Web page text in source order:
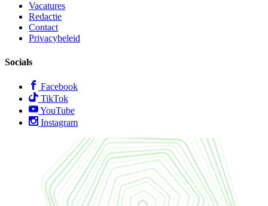
Vacatures
Redactie
Contact
Privacybeleid
Socials
Facebook
TikTok
YouTube
Instagram